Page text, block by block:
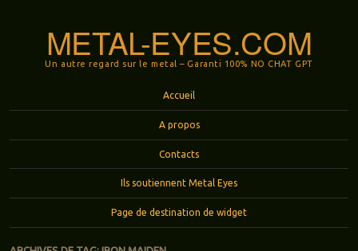
METAL-EYES.COM
Un autre regard sur le metal – Garanti 100% NO CHAT GPT
Accueil
A propos
Contacts
Ils soutiennent Metal Eyes
Page de destination de widget